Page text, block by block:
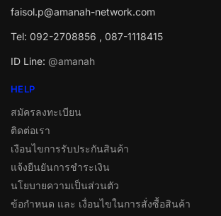
faisol.p@amanah-network.com
Tel: 092-2708856 , 087-1118415
ID Line: @amanah
HELP
สมัครลงทะเบียน
ติดต่อเรา
เงือนไขการรับประกันสินค้า
แจ้งยืนยันการชำระเงิน
นโยบายความเป็นส่วนตัว
ข้อกำหนด และ เงื่อนไขในการสั่งซื้อสินค้า